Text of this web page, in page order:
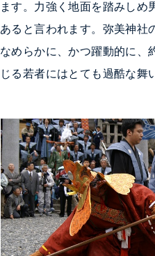
ます。力強く地面を踏みし
あると言われます。弥美神社
なめらかに、かつ躍動的に、
じる若者にはとても過酷な舞